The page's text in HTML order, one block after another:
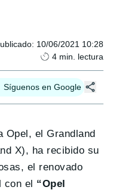
: 10/06/2021 10:28
4 min. lectura
Síguenos en Google
Opel, el Grandland
X), ha recibido su
el renovado
con el “Opel